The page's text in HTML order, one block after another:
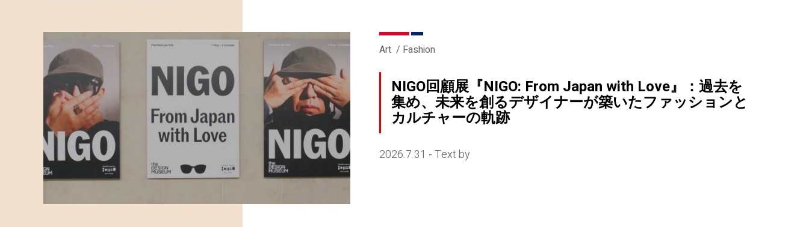
Art Fashion
NIGO回顧展『NIGO: From Japan with Love』：過去を
集め、未来を創るデザイナーが築いたファッションと
カルチャーの軌跡
2026.7.31 - Text by